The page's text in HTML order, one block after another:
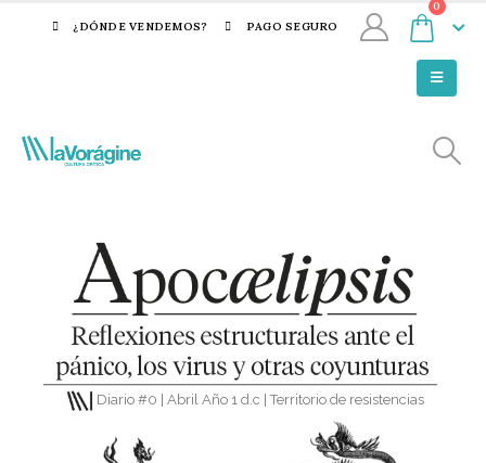
¿DÓNDE VENDEMOS? PAGO SEGURO
0
Diario #0 | Abril Año 1 d.c | Territorio de resistencias